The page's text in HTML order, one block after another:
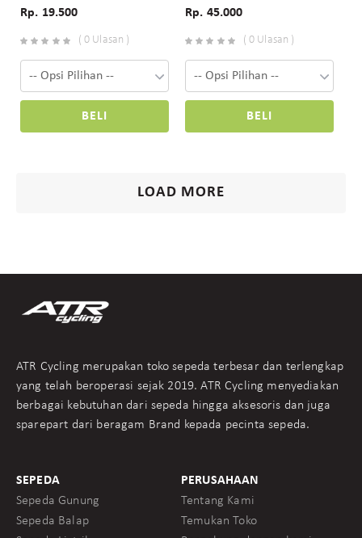
Rp. 19.500
( 0 Ulasan )
BELI
Rp. 45.000
( 0 Ulasan )
BELI
LOAD MORE
ATR Cycling merupakan toko sepeda terbesar dan terlengkap
yang telah beroperasi sejak 2019. ATR Cycling menyediakan
berbagai kebutuhan dari sepeda hingga aksesoris dan juga
sparepart dari beragam Brand kepada pecinta sepeda.
SEPEDA
Sepeda Gunung
Sepeda Balap
PERUSAHAAN
Tentang Kami
Temukan Toko